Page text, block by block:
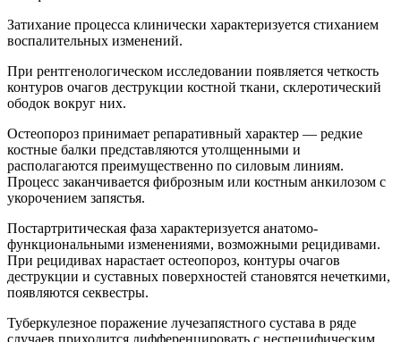
Затихание процесса клинически характеризуется стиханием
воспалительных изменений.
При рентгенологическом исследовании появляется четкость
контуров очагов деструкции костной ткани, склеротический
ободок вокруг них.
Остеопороз принимает репаративный характер — редкие
костные балки представляются утолщенными и
располагаются преимущественно по силовым линиям.
Процесс заканчивается фиброзным или костным анкилозом с
укорочением запястья.
Постартритическая фаза характеризуется анатомо-
функциональными изменениями, возможными рецидивами.
При рецидивах нарастает остеопороз, контуры очагов
деструкции и суставных поверхностей становятся нечеткими,
появляются секвестры.
Туберкулезное поражение лучезапястного сустава в ряде